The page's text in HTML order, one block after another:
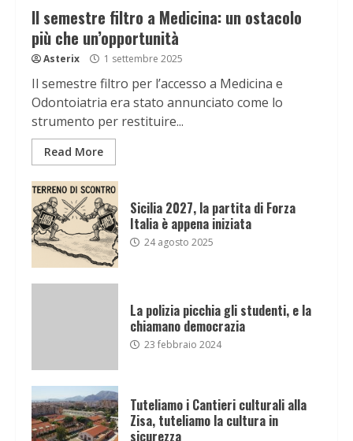
Il semestre filtro a Medicina: un ostacolo
più che un’opportunità
Asterix 1 settembre 2025
Il semestre filtro per l’accesso a Medicina e
Odontoiatria era stato annunciato come lo
strumento per restituire...
Read More
Sicilia 2027, la partita di Forza
Italia è appena iniziata
24 agosto 2025
La polizia picchia gli studenti, e la
chiamano democrazia
23 febbraio 2024
Tuteliamo i Cantieri culturali alla
Zisa, tuteliamo la cultura in
sicurezza